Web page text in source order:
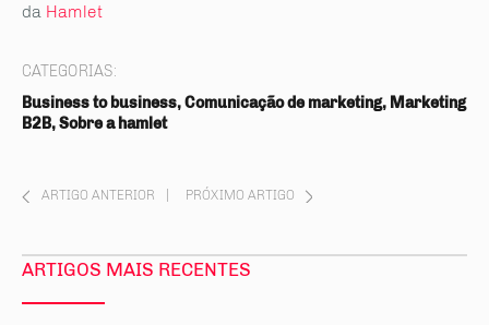
da Hamlet
CATEGORIAS:
Business to business, Comunicação de marketing, Marketing
B2B, Sobre a hamlet
ARTIGO ANTERIOR PRÓXIMO ARTIGO
ARTIGOS MAIS RECENTES